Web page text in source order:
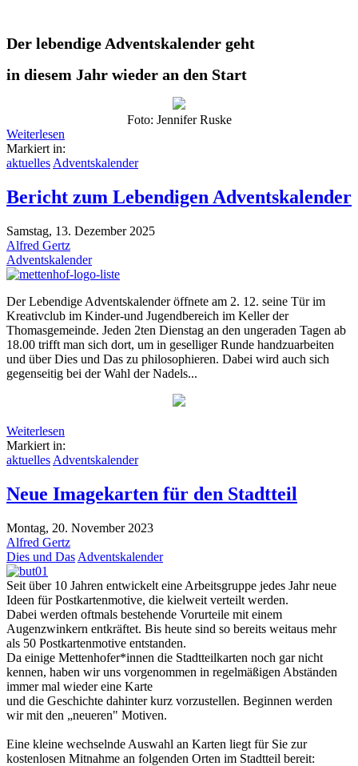
Der lebendige Adventskalender geht
in diesem Jahr wieder an den Start
Foto: Jennifer Ruske
Weiterlesen
Markiert in:
aktuelles Adventskalender
Bericht zum Lebendigen Adventskalender
Samstag, 13. Dezember 2025
Alfred Gertz
Adventskalender
Der Lebendige Adventskalender öffnete am 2. 12. seine Tür im
Kreativclub im Kinder-und Jugendbereich im Keller der
Thomasgemeinde. Jeden 2ten Dienstag an den ungeraden Tagen ab
18.00 trifft man sich dort, um in geselliger Runde handzuarbeiten
und über Dies und Das zu philosophieren. Dabei wird auch sich
gegenseitig bei der Wahl der Nadels...
Weiterlesen
Markiert in:
aktuelles Adventskalender
Neue Imagekarten für den Stadtteil
Montag, 20. November 2023
Alfred Gertz
Dies und Das Adventskalender
Seit über 10 Jahren entwickelt eine Arbeitsgruppe jedes Jahr neue
Ideen für Postkartenmotive, die kielweit verteilt werden.
Dabei werden oftmals bestehende Vorurteile mit einem
Augenzwinkern entkräftet. Bis heute sind so bereits weitaus mehr
als 50 Postkartenmotive entstanden.
Da einige Mettenhofer*innen die Stadtteilkarten noch gar nicht
kennen, haben wir uns vorgenommen in regelmäßigen Abständen
immer mal wieder eine Karte
und die Geschichte dahinter kurz vorzustellen. Beginnen werden
wir mit den „neueren" Motiven.
Eine kleine wechselnde Auswahl an Karten liegt für Sie zur
kostenlosen Mitnahme an folgenden Orten im Stadtteil bereit: